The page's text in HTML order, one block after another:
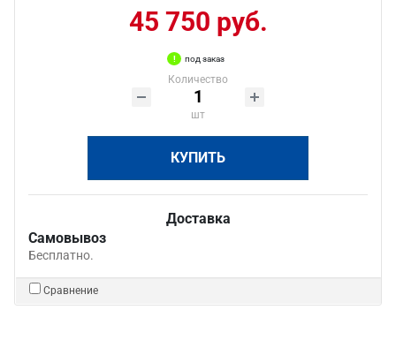
45 750 руб.
под заказ
Количество
шт
КУПИТЬ
Доставка
Самовывоз
Бесплатно.
Сравнение